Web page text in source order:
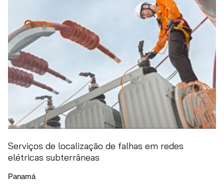
Serviços de localização de falhas em redes
elétricas subterrâneas
Panamá